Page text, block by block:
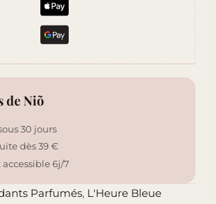
de Niõ
30 jours
dès 39 €
6j/7
Parfumés, L'Heure Bleue